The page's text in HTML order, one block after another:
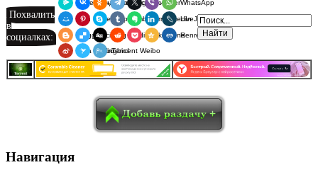
Похвалить
в
социалках:
Я.Мессенджер
ВКонтакте
Одноклассники
Telegram
X ViberWhatsApp
Мой МирPinterest
SkypeTumblrEvernoteLinkedInLiveJournal
BloggerDelicious
Digg redditPocketQzoneRenren
Sina Weibo
SurfingbirdTencent Weibo
Навигация